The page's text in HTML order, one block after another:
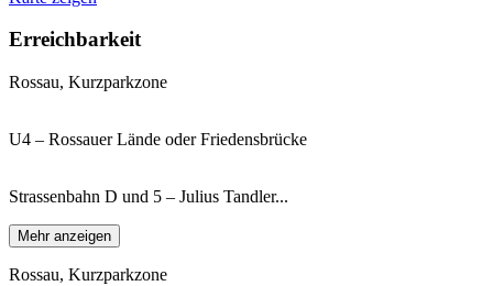
Erreichbarkeit
Rossau, Kurzparkzone
U4 – Rossauer Lände oder Friedensbrücke
Strassenbahn D und 5 – Julius Tandler...
Mehr anzeigen
Rossau, Kurzparkzone